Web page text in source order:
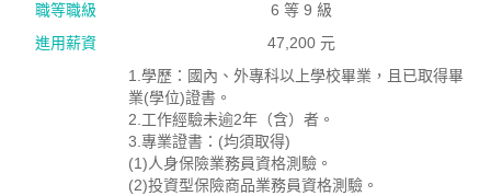
職等職級
6 等 9 級
進用薪資
47,200 元
1.學歷：國內、外專科以上學校畢業，且已取得畢
業(學位)證書。
2.工作經驗未逾2年（含）者。
3.專業證書：(均須取得)
(1)人身保險業務員資格測驗。
(2)投資型保險商品業務員資格測驗。